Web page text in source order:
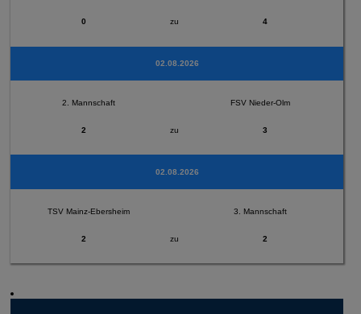
0 zu 4
02.08.2026
2. Mannschaft FSV Nieder-Olm
2 zu 3
02.08.2026
TSV Mainz-Ebersheim 3. Mannschaft
2 zu 2